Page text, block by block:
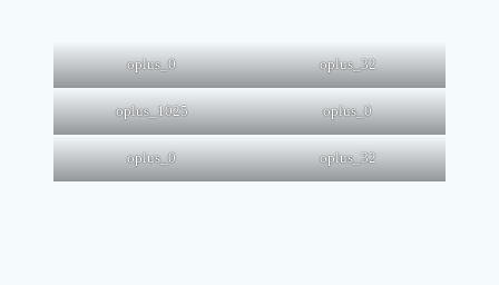
oplus_0 oplus_32
oplus_1025 oplus_0
oplus_0 oplus_32